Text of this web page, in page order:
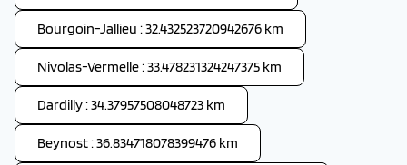
Bourgoin-Jallieu : 32.432523720942676 km
Nivolas-Vermelle : 33.478231324247375 km
Dardilly : 34.37957508048723 km
Beynost : 36.834718078399476 km